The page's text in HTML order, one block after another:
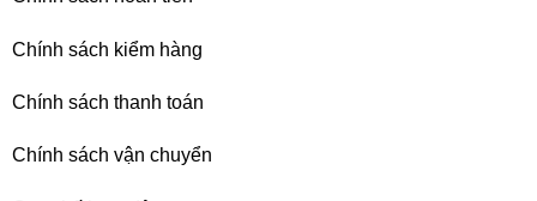
Chính sách kiểm hàng
Chính sách thanh toán
Chính sách vận chuyển